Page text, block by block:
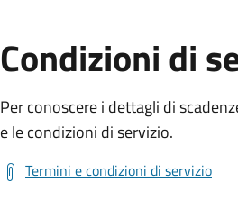
Condizioni di
Per conoscere i dettagli di
e le condizioni di servizio.
Termini e condizioni di servizio